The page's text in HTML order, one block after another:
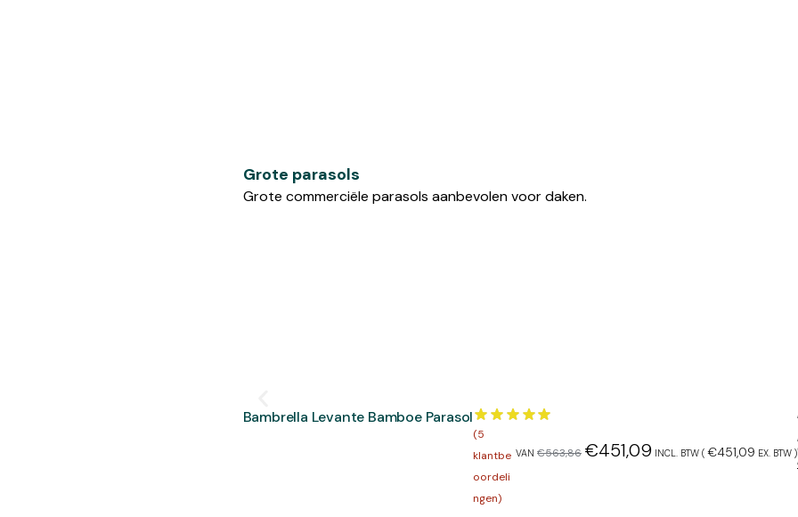
Grote parasols
Grote commerciële parasols aanbevolen voor daken.
Bambrella Levante Bamboe Parasol
(5
klantbe
oordeli
ngen)
VAN €563,86 €451,09INCL. BTW ( €451,09 EX. BTW )